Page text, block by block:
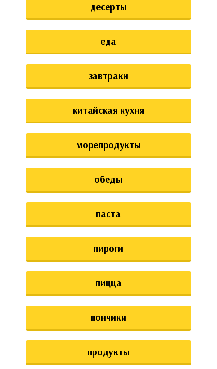
десерты
еда
завтраки
китайская кухня
морепродукты
обеды
паста
пироги
пицца
пончики
продукты